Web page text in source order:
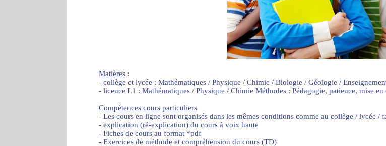
Matières :
- collège et lycée : Mathématiques / Physique / Chimie / Biologie / Géologie /
- licence L1 : Mathématiques / Physique / Chimie Méthodes : Pédagogie, patience, mise
Compétences cours particuliers
- Les cours en ligne sont organisés dans les mêmes conditions comme au collège / lycée /
- explication (ré-explication) du cours à voix haute
- Fiches de cours au format *pdf
- Exercices de méthode et compréhension du cours (TD)